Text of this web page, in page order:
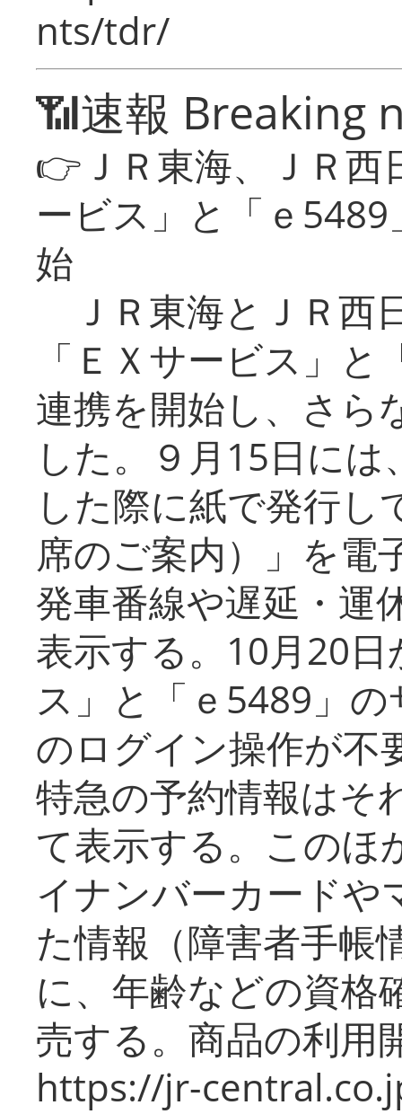
nts/tdr/
📶速報 Breaking
👉ＪＲ東海、ＪＲ
ービス」と「ｅ
始
ＪＲ東海とＪＲ西
「ＥＸサービス」
連携を開始し、さら
した。９月15日に
した際に紙で発行し
席のご案内）」を電
発車番線や遅延・運
表示する。10月20
ス」と「ｅ5489」
のログイン操作が不
特急の予約情報はそ
て表示する。このほ
イナンバーカードや
た情報（障害者手帳
に、年齢などの資格
売する。商品の利用
https://jr-